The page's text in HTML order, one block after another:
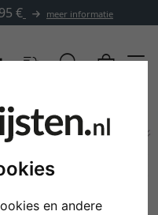
en andere
€ meer informatie